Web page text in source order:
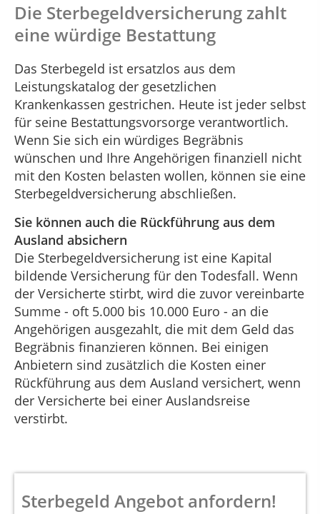
Die Sterbegeldversicherung zahlt
eine würdige Bestattung
Das Sterbegeld ist ersatzlos aus dem
Leistungskatalog der gesetzlichen
Krankenkassen gestrichen. Heute ist jeder selbst
für seine Bestattungsvorsorge verantwortlich.
Wenn Sie sich ein würdiges Begräbnis
wünschen und Ihre Angehörigen finanziell nicht
mit den Kosten belasten wollen, können sie eine
Sterbegeldversicherung abschließen.
Sie können auch die Rückführung aus dem
Ausland absichern
Die Sterbegeldversicherung ist eine Kapital
bildende Versicherung für den Todesfall. Wenn
der Versicherte stirbt, wird die zuvor vereinbarte
Summe - oft 5.000 bis 10.000 Euro - an die
Angehörigen ausgezahlt, die mit dem Geld das
Begräbnis finanzieren können. Bei einigen
Anbietern sind zusätzlich die Kosten einer
Rückführung aus dem Ausland versichert, wenn
der Versicherte bei einer Auslandsreise
verstirbt.
Sterbegeld Angebot anfordern!